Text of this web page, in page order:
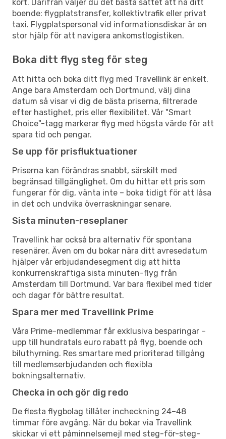
kort. Därifrån väljer du det bästa sättet att nå ditt
boende: flygplatstransfer, kollektivtrafik eller privat
taxi. Flygplatspersonal vid informationsdiskar är en
stor hjälp för att navigera ankomstlogistiken.
Boka ditt flyg steg för steg
Att hitta och boka ditt flyg med Travellink är enkelt.
Ange bara Amsterdam och Dortmund, välj dina
datum så visar vi dig de bästa priserna, filtrerade
efter hastighet, pris eller flexibilitet. Vår "Smart
Choice"-tagg markerar flyg med högsta värde för att
spara tid och pengar.
Se upp för prisfluktuationer
Priserna kan förändras snabbt, särskilt med
begränsad tillgänglighet. Om du hittar ett pris som
fungerar för dig, vänta inte – boka tidigt för att låsa
in det och undvika överraskningar senare.
Sista minuten-reseplaner
Travellink har också bra alternativ för spontana
resenärer. Även om du bokar nära ditt avresedatum
hjälper vår erbjudandesegment dig att hitta
konkurrenskraftiga sista minuten-flyg från
Amsterdam till Dortmund. Var bara flexibel med tider
och dagar för bättre resultat.
Spara mer med Travellink Prime
Våra Prime-medlemmar får exklusiva besparingar –
upp till hundratals euro rabatt på flyg, boende och
biluthyrning. Res smartare med prioriterad tillgång
till medlemserbjudanden och flexibla
bokningsalternativ.
Checka in och gör dig redo
De flesta flygbolag tillåter incheckning 24–48
timmar före avgång. När du bokar via Travellink
skickar vi ett påminnelsemejl med steg-för-steg-